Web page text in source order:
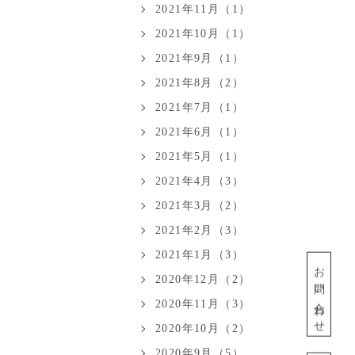
お問い合わせ
2021年11月（1）
2021年10月（1）
2021年9月（1）
2021年8月（2）
2021年7月（1）
2021年6月（1）
2021年5月（1）
2021年4月（3）
2021年3月（2）
2021年2月（3）
2021年1月（3）
2020年12月（2）
2020年11月（3）
2020年10月（2）